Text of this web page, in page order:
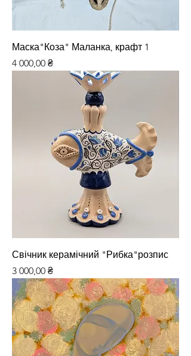
Маска"Коза" Маланка, крафт 1
Ціна
4 000,00 ₴
Свічник керамічний "Рибка"розпис
Ціна
3 000,00 ₴